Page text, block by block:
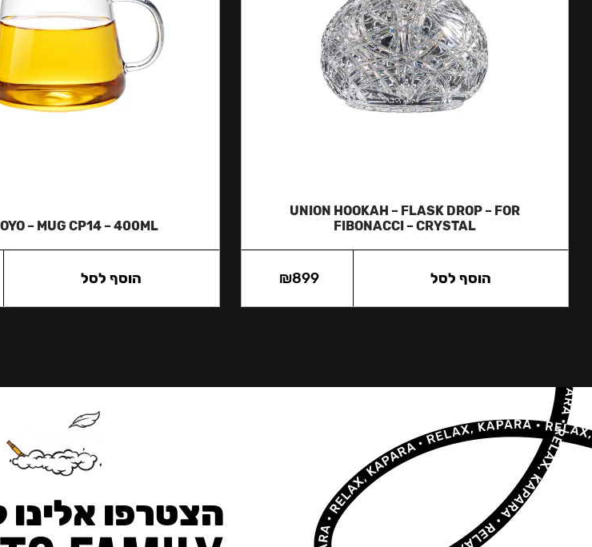
UNION HOOKAH – FLASK DROP – FOR
FIBONACCI – CRYSTAL
₪899 הוסף לסל
– MUG CP14 – 400ML
הוסף לסל
הצטרפו אלינו